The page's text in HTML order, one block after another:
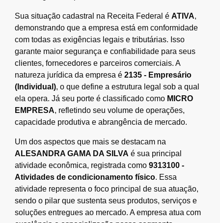
Sua situação cadastral na Receita Federal é ATIVA,
demonstrando que a empresa está em conformidade
com todas as exigências legais e tributárias. Isso
garante maior segurança e confiabilidade para seus
clientes, fornecedores e parceiros comerciais. A
natureza jurídica da empresa é 2135 - Empresário
(Individual), o que define a estrutura legal sob a qual
ela opera. Já seu porte é classificado como MICRO
EMPRESA, refletindo seu volume de operações,
capacidade produtiva e abrangência de mercado.
Um dos aspectos que mais se destacam na
ALESANDRA GAMA DA SILVA é sua principal
atividade econômica, registrada como 9313100 -
Atividades de condicionamento físico. Essa
atividade representa o foco principal de sua atuação,
sendo o pilar que sustenta seus produtos, serviços e
soluções entregues ao mercado. A empresa atua com